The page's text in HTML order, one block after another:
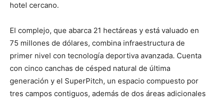
hotel cercano.
El complejo, que abarca 21 hectáreas y está valuado en
75 millones de dólares, combina infraestructura de
primer nivel con tecnología deportiva avanzada. Cuenta
con cinco canchas de césped natural de última
generación y el SuperPitch, un espacio compuesto por
tres campos contiguos, además de dos áreas adicionales